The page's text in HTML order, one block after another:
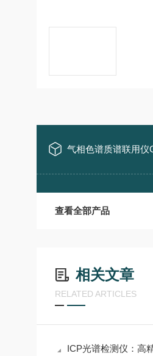
气相色谱质谱联用仪
查看全部产品
相关文章
RELATED ARTICLES
ICP光谱检测仪：高精度元素分